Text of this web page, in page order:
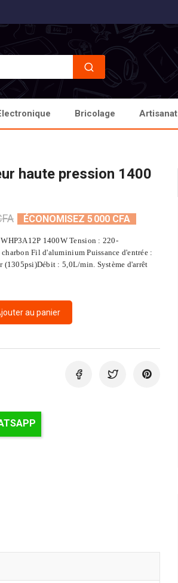
Bricolage Artisanat
haute pression 1400
ÉCONOMISEZ 5 000 CFA
1400W Tension : 220-
Fil d'aluminium Puissance d'entrée :
(1305psi)Débit : 5,0L/min. Système d'arrêt
au panier
PAR WHATSAPP
×
×
une liste d'envies
×
à votre liste d'envies.
Connexion